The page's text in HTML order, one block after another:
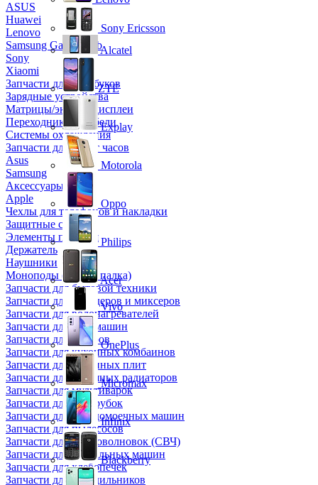
ASUS
Huawei
Lenovo
Samsung Galaxy Tab
Sony
Xiaomi
Запчасти для ноутбуков
Зарядные устройства
Матрицы/экраны/дисплеи
Переходники и кабели
Системы охлаждения
Запчасти для смарт часов
Asus
Samsung
Аксессуары
Apple
Чехлы для телефонов и накладки
Защитные стекла
Элементы питания
Держатель
Наушники
Моноподы (Селфи палка)
Запчасти для бытовой техники
Запчасти для блендеров и миксеров
Запчасти для водонагревателей
Запчасти для кофемашин
Запчасти для кулеров
Запчасти для кухонных комбаинов
Запчасти для кухонных плит
Запчасти для масляных радиаторов
Запчасти для мультиварок
Запчасти для мясорубок
Запчасти для посудомоечных машин
Запчасти для пылесосов
Запчасти для микроволновок (СВЧ)
Запчасти для стиральных машин
Запчасти для хлебопечек
Запчасти для холодильников
Sony Ericsson
Alcatel
ZTE
Explay
Motorola
Oppo
Philips
Acer
Vivo
OnePlus
Micromax
Infinix
Blackberry